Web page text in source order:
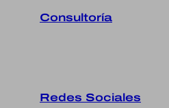
Consultoría
Redes Sociales